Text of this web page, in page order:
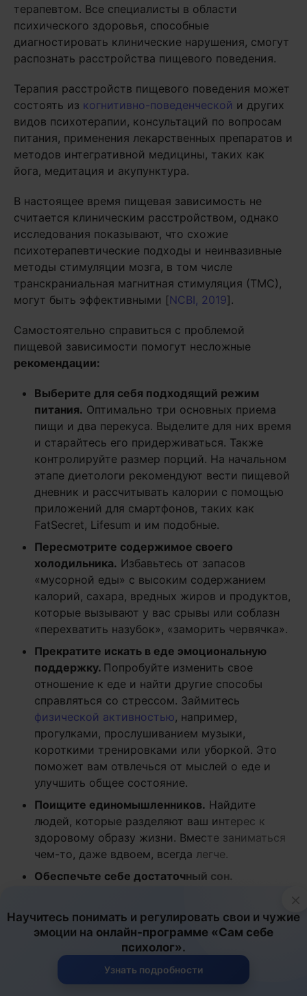
терапевтом. Все специалисты в области
психического здоровья, способные
диагностировать клинические нарушения, смогут
распознать расстройства пищевого поведения.
Терапия расстройств пищевого поведения может
состоять из когнитивно-поведенческой и других
видов психотерапии, консультаций по вопросам
питания, применения лекарственных препаратов и
методов интегративной медицины, таких как
йога, медитация и акупунктура.
В настоящее время пищевая зависимость не
считается клиническим расстройством, однако
исследования показывают, что схожие
психотерапевтические подходы и неинвазивные
методы стимуляции мозга, в том числе
транскраниальная магнитная стимуляция (ТМС),
могут быть эффективными [NCBI, 2019].
Самостоятельно справиться с проблемой
пищевой зависимости помогут несложные
рекомендации:
Выберите для себя подходящий режим
питания. Оптимально три основных приема
пищи и два перекуса. Выделите для них время
и старайтесь его придерживаться. Также
контролируйте размер порций. На начальном
этапе диетологи рекомендуют вести пищевой
дневник и рассчитывать калории с помощью
приложений для смартфонов, таких как
FatSecret, Lifesum и им подобные.
Пересмотрите содержимое своего
холодильника. Избавьтесь от запасов
«мусорной еды» с высоким содержанием
калорий, сахара, вредных жиров и продуктов,
которые вызывают у вас срывы или соблазн
«перехватить назубок», «заморить червячка».
Прекратите искать в еде эмоциональную
поддержку. Попробуйте изменить свое
отношение к еде и найти другие способы
справляться со стрессом. Займитесь
физической активностью, например,
прогулками, прослушиванием музыки,
короткими тренировками или уборкой. Это
поможет вам отвлечься от мыслей о еде и
улучшить общее состояние.
Поищите единомышленников. Найдите
людей, которые разделяют ваш интерес к
здоровому образу жизни. Вместе заниматься
чем-то, даже вдвоем, всегда легче.
Обеспечьте себе достаточный сон.
аппетит и обеспечивающего ощущение
сытости. Усталость от недосыпа многие
компенсируют именно заеданием в
бессознательной попытке принять внутрь как
×
Научитесь понимать и регулировать свои и чужие
эмоции на онлайн-программе «Сам себе
психолог».
Узнать подробности